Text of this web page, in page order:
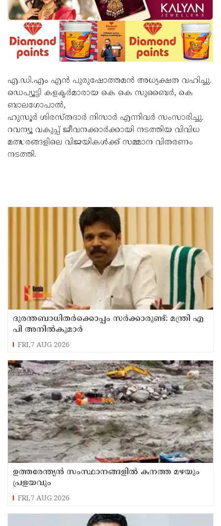
എ.ഡി.എം എൻ പുരുഷോത്തമൻ അധ്യക്ഷത വഹിച്ചു.
ഡെപ്യൂട്ടി കളക്ടർമാരായ കെ കെ സുബൈർ, കെ
ബാലഗോപാൽ,
ഹുസൂർ ശിരസ്തദാർ നിസാർ എന്നിവർ സംസാരിച്ചു.
റവന്യൂ വകുപ്പ് ജീവനക്കാർക്കായി നടത്തിയ വിവിധ
മത്സരങ്ങളിലെ വിജയികൾക്ക് സമ്മാന വിതരണം
നടത്തി.
ദുരന്തബാധിതര്‍ക്കൊപ്പം സര്‍ക്കാരുണ്ട്: മന്ത്രി എ
പി അനില്‍കുമാര്‍
FRI,7 AUG 2026
ഉത്തരേന്ത്യൻ സംസ്ഥാനങ്ങളിൽ കനത്ത മഴയും
പ്രളയവും
FRI,7 AUG 2026